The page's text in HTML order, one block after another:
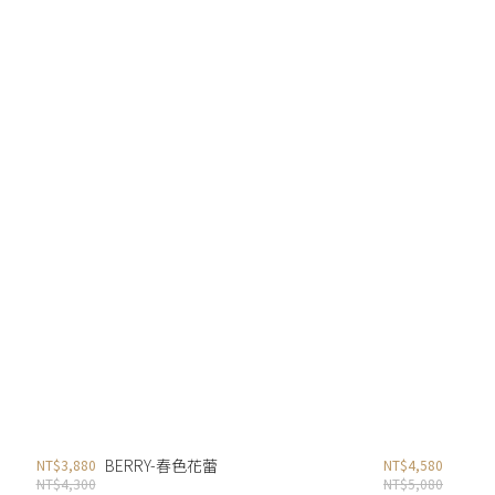
NT$3,880
NT$4,300
BERRY-春色花蕾
NT$4,580
NT$5,080